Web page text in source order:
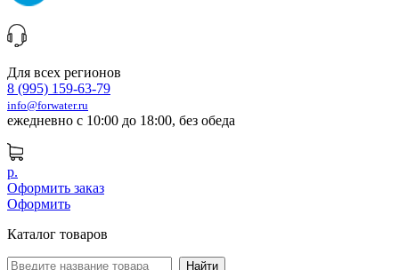
Для всех регионов
8 (995) 159-63-79
info@forwater.ru
ежедневно с 10:00 до 18:00, без обеда
р.
Оформить заказ
Оформить
Каталог товаров